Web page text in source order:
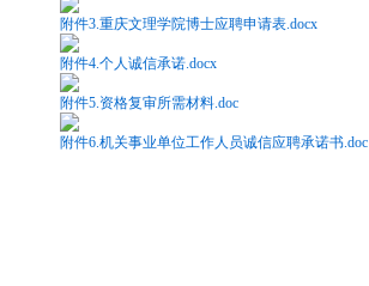
附件3.重庆文理学院博士应聘申请表.docx
附件4.个人诚信承诺.docx
附件5.资格复审所需材料.doc
附件6.机关事业单位工作人员诚信应聘承诺书.doc